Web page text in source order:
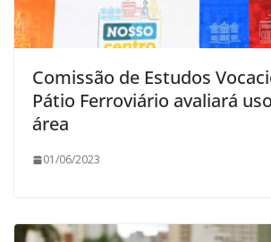
Comissão de Estudos
Pátio Ferroviário avaliará
área
01/06/2023